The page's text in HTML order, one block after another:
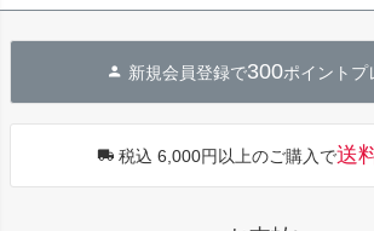
新規会員登録で300ポイントプ
税込 6,000円以上のご購入で送